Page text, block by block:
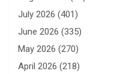
July 2026 (401)
June 2026 (335)
May 2026 (270)
April 2026 (218)